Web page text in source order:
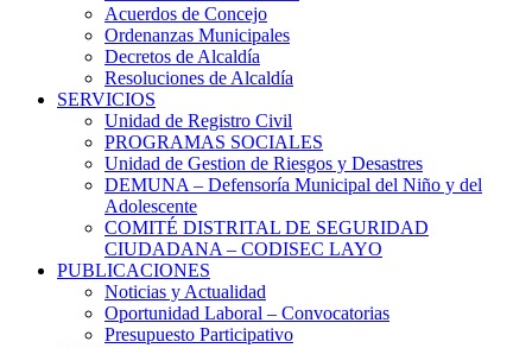
Acuerdos de Concejo
Ordenanzas Municipales
Decretos de Alcaldía
Resoluciones de Alcaldía
SERVICIOS
Unidad de Registro Civil
PROGRAMAS SOCIALES
Unidad de Gestion de Riesgos y Desastres
DEMUNA – Defensoría Municipal del Niño y del
Adolescente
COMITÉ DISTRITAL DE SEGURIDAD
CIUDADANA – CODISEC LAYO
PUBLICACIONES
Noticias y Actualidad
Oportunidad Laboral – Convocatorias
Presupuesto Participativo